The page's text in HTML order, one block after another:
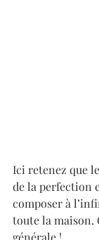
Ici retenez que
de la perfection
composer à
toute la maison.
générale !